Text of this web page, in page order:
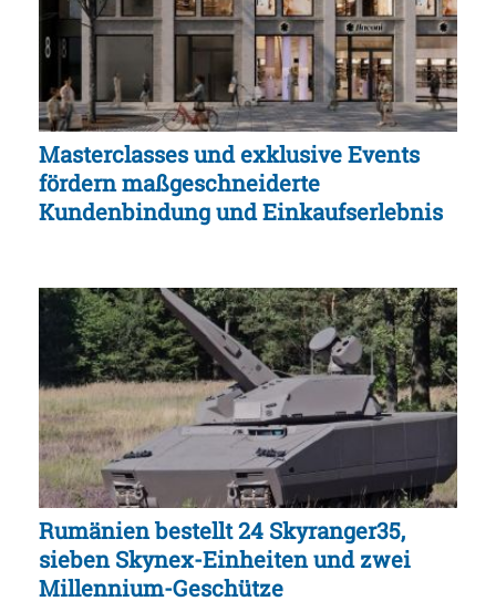
Masterclasses und exklusive Events
fördern maßgeschneiderte
Kundenbindung und Einkaufserlebnis
Rumänien bestellt 24 Skyranger35,
sieben Skynex-Einheiten und zwei
Millennium-Geschütze